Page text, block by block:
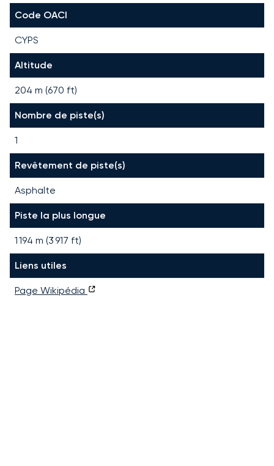
Code OACI
CYPS
Altitude
204 m (670 ft)
Nombre de piste(s)
1
Revêtement de piste(s)
Asphalte
Piste la plus longue
1 194 m (3 917 ft)
Liens utiles
Page Wikipédia